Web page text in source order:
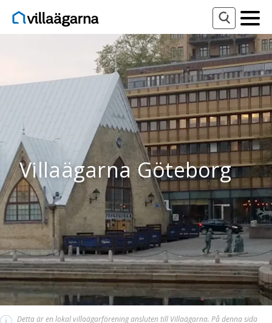
Villaägarna Göteborg
i Detta är en lokal villaägarförening ansluten till Villaägarna. På denna sida